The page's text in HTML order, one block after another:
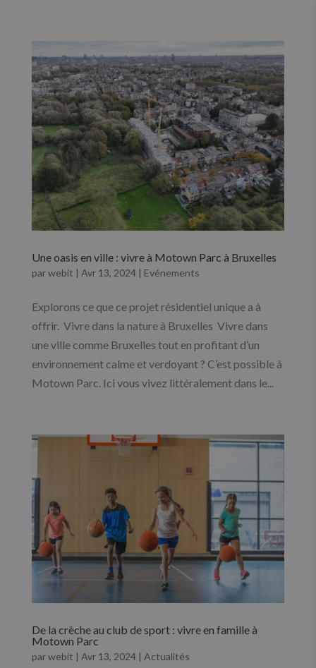
Une oasis en ville : vivre à Motown Parc à Bruxelles
parwebit | Avr 13, 2024| Evénements
Explorons ce que ce projet résidentiel unique a à
offrir. Vivre dans la nature à Bruxelles Vivre dans
une ville comme Bruxelles tout en profitant d’un
environnement calme et verdoyant ? C’est possible à
Motown Parc. Ici vous vivez littéralement dans le...
De la crèche au club de sport : vivre en famille à
Motown Parc
parwebit | Avr 13, 2024| Actualités